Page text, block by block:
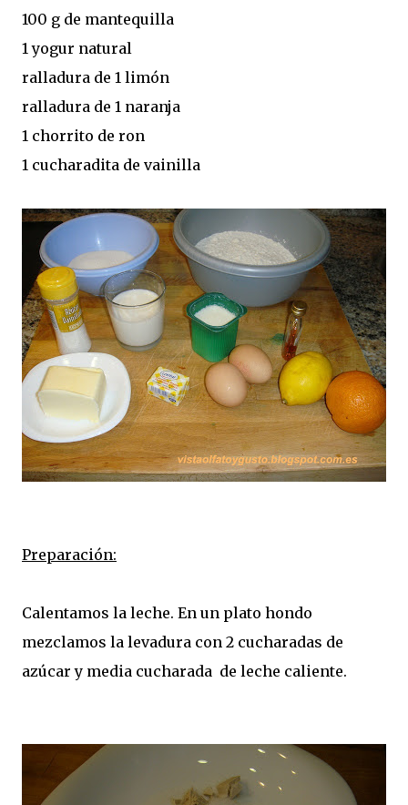
100 g de mantequilla
1 yogur natural
ralladura de 1 limón
ralladura de 1 naranja
1 chorrito de ron
1 cucharadita de vainilla
Preparación:
Calentamos la leche. En un plato hondo
mezclamos la levadura con 2 cucharadas de
azúcar y media cucharada de leche caliente.